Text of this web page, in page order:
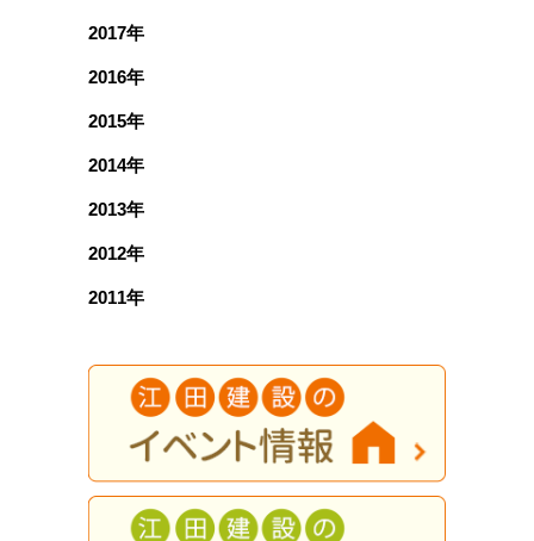
2017年
2016年
2015年
2014年
2013年
2012年
2011年